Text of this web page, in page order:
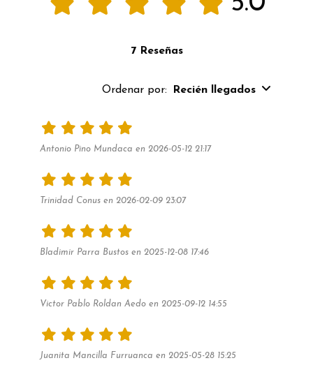
7 Reseñas
Ordenar por: Recién llegados
Antonio Pino Mundaca en 2026-05-12 21:17
Trinidad Conus en 2026-02-09 23:07
Bladimir Parra Bustos en 2025-12-08 17:46
Victor Pablo Roldan Aedo en 2025-09-12 14:55
Juanita Mancilla Furruanca en 2025-05-28 15:25